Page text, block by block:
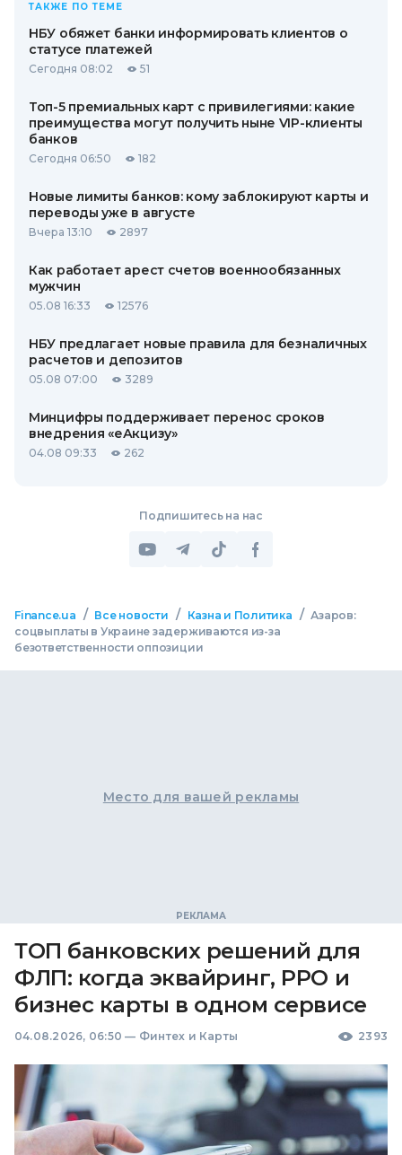
ТАКЖЕ ПО ТЕМЕ
НБУ обяжет банки информировать клиентов о
статусе платежей
Сегодня 08:02 51
Топ-5 премиальных карт с привилегиями: какие
преимущества могут получить ныне VIP-клиенты
банков
Сегодня 06:50 182
Новые лимиты банков: кому заблокируют карты и
переводы уже в августе
Вчера 13:10 2897
Как работает арест счетов военнообязанных
мужчин
05.08 16:33 12576
НБУ предлагает новые правила для безналичных
расчетов и депозитов
05.08 07:00 3289
Минцифры поддерживает перенос сроков
внедрения «еАкцизу»
04.08 09:33 262
Подпишитесь на нас
Finance.ua / Все новости / Казна и Политика / Азаров:
соцвыплаты в Украине задерживаются из-за
безответственности оппозиции
Место для вашей рекламы
ТОП банковских решений для
ФЛП: когда эквайринг, РРО и
бизнес карты в одном сервисе
04.08.2026, 06:50 — Финтех и Карты 2393